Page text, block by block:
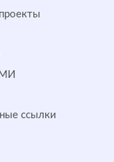
ссылки